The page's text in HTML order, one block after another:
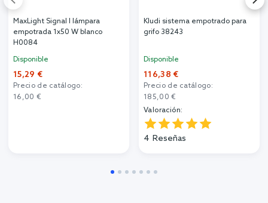
MaxLight Signal I lámpara
empotrada 1x50 W blanco
H0084
Disponible
15,29 €
Precio de catálogo:
16,00 €
Kludi sistema empotrado para
grifo 38243
Disponible
116,38 €
Precio de catálogo:
185,00 €
Valoración:
4 Reseñas